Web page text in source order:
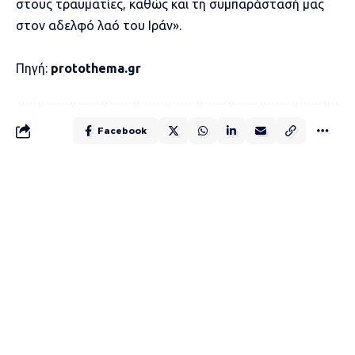
στους τραυματίες, καθώς και τη συμπαράστασή μας
στον αδελφό λαό του Ιράν».
Πηγή: protothema.gr
Facebook